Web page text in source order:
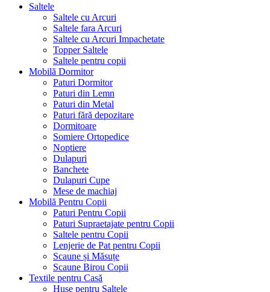
Saltele
Saltele cu Arcuri
Saltele fara Arcuri
Saltele cu Arcuri Impachetate
Topper Saltele
Saltele pentru copii
Mobilă Dormitor
Paturi Dormitor
Paturi din Lemn
Paturi din Metal
Paturi fără depozitare
Dormitoare
Somiere Ortopedice
Noptiere
Dulapuri
Banchete
Dulapuri Cupe
Mese de machiaj
Mobilă Pentru Copii
Paturi Pentru Copii
Paturi Supraetajate pentru Copii
Saltele pentru Copii
Lenjerie de Pat pentru Copii
Scaune și Măsuțe
Scaune Birou Copii
Textile pentru Casă
Huse pentru Saltele